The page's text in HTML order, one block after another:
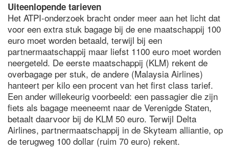
Uiteenlopende tarieven
Het ATPI-onderzoek bracht onder meer aan het licht dat
voor een extra stuk bagage bij de ene maatschappij 100
euro moet worden betaald, terwijl bij een
partnermaatschappij maar liefst 1100 euro moet worden
neergeteld. De eerste maatschappij (KLM) rekent de
overbagage per stuk, de andere (Malaysia Airlines)
hanteert per kilo een procent van het first class tarief.
Een ander willekeurig voorbeeld: een passagier die zijn
fiets als bagage meeneemt naar de Verenigde Staten,
betaalt daarvoor bij de KLM 50 euro. Terwijl Delta
Airlines, partnermaatschappij in de Skyteam alliantie, op
de terugweg 100 dollar (ruim 70 euro) rekent.